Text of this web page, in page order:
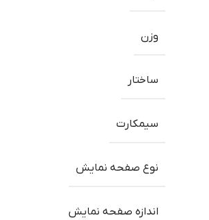
وزن
ساختار
سیمکارت
نوع صفحه نمایش
اندازه صفحه نمایش